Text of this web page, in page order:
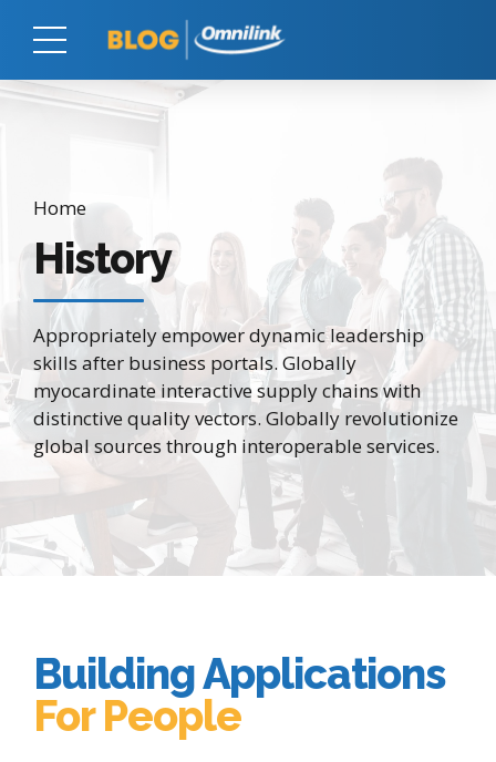
Home
History
Appropriately empower dynamic leadership
skills after business portals. Globally
myocardinate interactive supply chains with
distinctive quality vectors. Globally revolutionize
global sources through interoperable services.
Building Applications
For People